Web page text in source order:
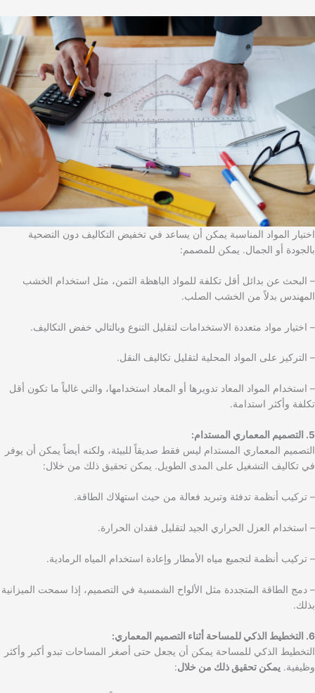
اختيار المواد المناسبة يمكن أن يساعد في تخفيض التكاليف دون التضحية
بالجودة أو الجمال. يمكن للمصمم:
– البحث عن بدائل أقل تكلفة للمواد الباهظة الثمن، مثل استخدام الخشب
المهندس بدلاً من الخشب الصلب.
– اختيار مواد متعددة الاستخدامات لتقليل التنوع وبالتالي خفض التكاليف.
– التركيز على المواد المحلية لتقليل تكاليف النقل.
– استخدام المواد المعاد تدويرها أو المعاد استخدامها، والتي غالباً ما تكون أقل
تكلفة وأكثر استدامة.
5. التصميم المعماري المستدام:
التصميم المعماري المستدام ليس فقط صديقاً للبيئة، ولكنه أيضاً يمكن أن يوفر
في تكاليف التشغيل على المدى الطويل. يمكن تحقيق ذلك من خلال:
– تركيب أنظمة تدفئة وتبريد فعالة من حيث استهلاك الطاقة.
– استخدام العزل الحراري الجيد لتقليل فقدان الحرارة.
– تركيب أنظمة لتجميع مياه الأمطار وإعادة استخدام المياه الرمادية.
– دمج الطاقة المتجددة مثل الألواح الشمسية في التصميم، إذا سمحت الميزانية
بذلك.
6. التخطيط الذكي للمساحة أثناء التصميم المعماري:
التخطيط الذكي للمساحة يمكن أن يجعل حتى أصغر المساحات تبدو أكبر وأكثر
وظيفية. يمكن تحقيق ذلك من خلال: